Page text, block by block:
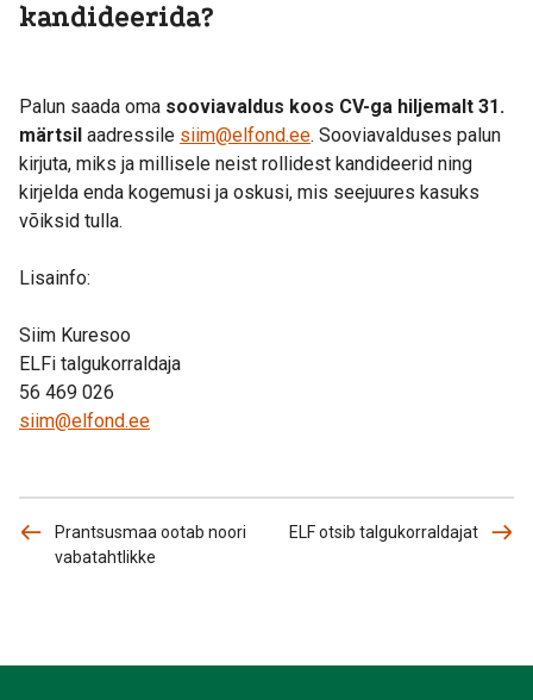
kandideerida?
Palun saada oma sooviavaldus koos CV-ga hiljemalt 31.
märtsil aadressile siim@elfond.ee. Sooviavalduses palun
kirjuta, miks ja millisele neist rollidest kandideerid ning
kirjelda enda kogemusi ja oskusi, mis seejuures kasuks
võiksid tulla.
Lisainfo:
Siim Kuresoo
ELFi talgukorraldaja
56 469 026
siim@elfond.ee
Prantsusmaa ootab noori
vabatahtlikke
ELF otsib talgukorraldajat